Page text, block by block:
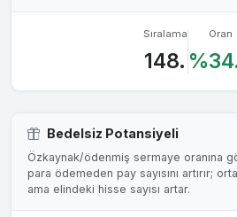
Sıralama
148.
Oran
Bedelsiz Potansiyeli
Özkaynak/ödenmiş sermaye oranına
para ödemeden pay sayısını artırır;
ama elindeki hisse sayısı artar.